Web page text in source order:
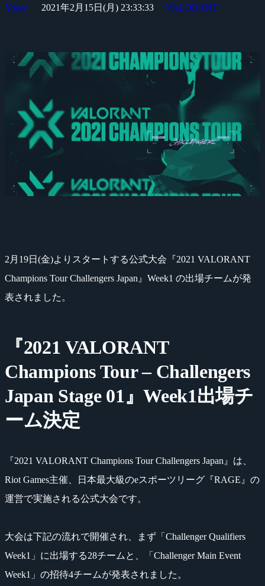
Yossy 2021年2月15日(月) 23:33:33 VALORANT
2月19日(金)よりスタートする公式大会『2021 VALORANT
Champions Tour Challengers Japan』Week1 の出場チームが発
表されました。
『2021 VALORANT
Champions Tour – Challengers
Japan Stage 01』Week1出場チ
ーム決定
『2021 VALORANT Champions Tour Challengers Japan』は、
Riot Games主催、日本最大級のeスポーツリーグ『RAGE』の
運営で実施される公式大会です。
大会は下記の流れで開催され、まず「Challenger Qualifiers
Week1」に出場する28チームと、「Challenger Main Event
Week1」の招待4チームが発表されました。